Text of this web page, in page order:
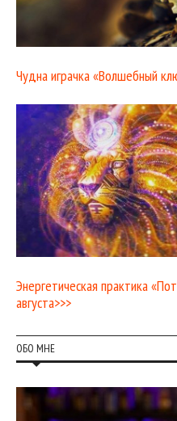
Чудна играчка «Волшебный
Энергетическая практика
августа>>>
ОБО МНЕ